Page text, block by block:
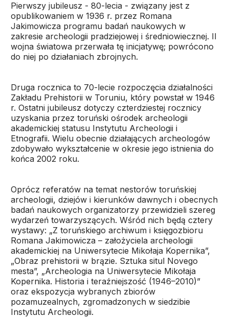
Pierwszy jubileusz - 80-lecia - związany jest z
opublikowaniem w 1936 r. przez Romana
Jakimowicza programu badań naukowych w
zakresie archeologii pradziejowej i średniowiecznej. II
wojna światowa przerwała tę inicjatywę; powrócono
do niej po działaniach zbrojnych.
Druga rocznica to 70-lecie rozpoczęcia działalności
Zakładu Prehistorii w Toruniu, który powstał w 1946
r. Ostatni jubileusz dotyczy czterdziestej rocznicy
uzyskania przez toruński ośrodek archeologii
akademickiej statusu Instytutu Archeologii i
Etnografii. Wielu obecnie działających archeologów
zdobywało wykształcenie w okresie jego istnienia do
końca 2002 roku.
Oprócz referatów na temat nestorów toruńskiej
archeologii, dziejów i kierunków dawnych i obecnych
badań naukowych organizatorzy przewidzieli szereg
wydarzeń towarzyszących. Wśród nich będą cztery
wystawy: „Z toruńskiego archiwum i księgozbioru
Romana Jakimowicza – założyciela archeologii
akademickiej na Uniwersytecie Mikołaja Kopernika”,
„Obraz prehistorii w brązie. Sztuka situl Novego
mesta”, „Archeologia na Uniwersytecie Mikołaja
Kopernika. Historia i teraźniejszość (1946–2010)”
oraz ekspozycja wybranych zbiorów
pozamuzealnych, zgromadzonych w siedzibie
Instytutu Archeologii.